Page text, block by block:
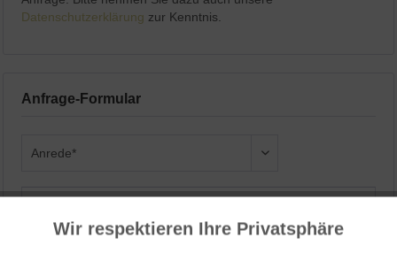
Datenschutzerklärung zur Kenntnis.
Anfrage-Formular
Funktionale Aktiv
Wir respektieren Ihre Privatsphäre